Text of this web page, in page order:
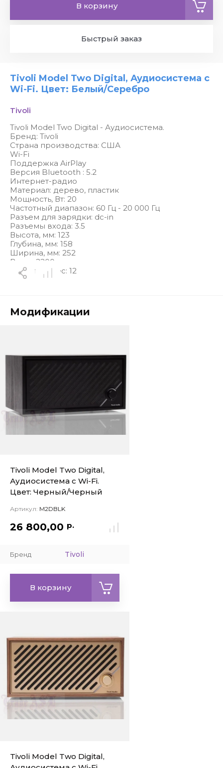
Tivoli Model Two Digital, Аудиосистема с
Wi-Fi. Цвет: Белый/Серебро
Tivoli
Tivoli Model Two Digital - Аудиосистема.
Бренд: Tivoli
Страна производства: США
Wi-Fi
Поддержка AirPlay
Версия Bluetooth : 5.2
Интернет-радио
Материал: дерево, пластик
Мощность, Вт: 20
Частотный диапазон: 60 Гц - 20 000 Гц
Разъем для зарядки: dc-in
Разъемы входа: 3.5
Высота, мм: 123
Глубина, мм: 158
Ширина, мм: 252
Вес, г: 2200
Гарантия, мес: 12
В корзину
Быстрый заказ
Модификации
Tivoli Model Two Digital,
Аудиосистема с Wi-Fi.
Цвет: Черный/Черный
Артикул: M2DBLK
26 800,00 р.
Бренд Tivoli
В корзину
Tivoli Model Two Digital,